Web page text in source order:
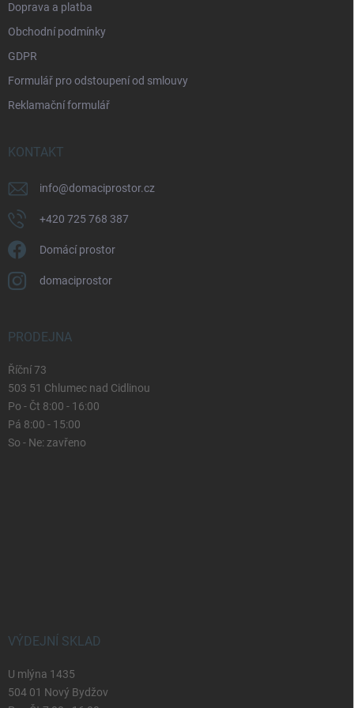
Doprava a platba
Obchodní podmínky
GDPR
Formulář pro odstoupení od smlouvy
Reklamační formulář
KONTAKT
info@domaciprostor.cz
+420 725 768 387
Domácí prostor
domaciprostor
PRODEJNA
Říční 73
503 51 Chlumec nad Cidlinou
Po - Čt 8:00 - 16:00
Pá 8:00 - 15:00
So - Ne: zavřeno
VÝDEJNÍ SKLAD
U mlýna 1435
504 01 Nový Bydžov